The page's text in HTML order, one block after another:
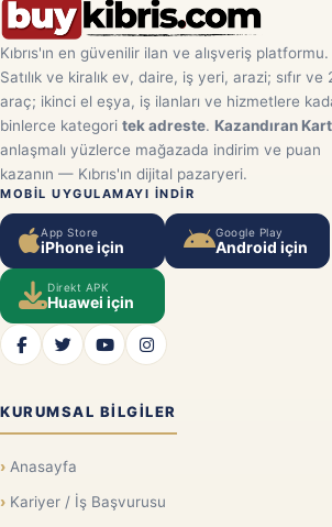
Kıbrıs'ın en güvenilir ilan ve alışveriş platformu.
Satılık ve kiralık ev, daire, iş yeri, arazi; sıfır ve
araç; ikinci el eşya, iş ilanları ve hizmetlere
binlerce kategori tek adreste. Kazandıran Kart
anlaşmalı yüzlerce mağazada indirim ve puan
kazanın — Kıbrıs'ın dijital pazaryeri.
MOBIL UYGULAMAYI INDIR
App Store
iPhone için
Google Play
Android için
Direkt APK
Huawei için
KURUMSAL BILGILER
Anasayfa
Kariyer / İş Başvurusu